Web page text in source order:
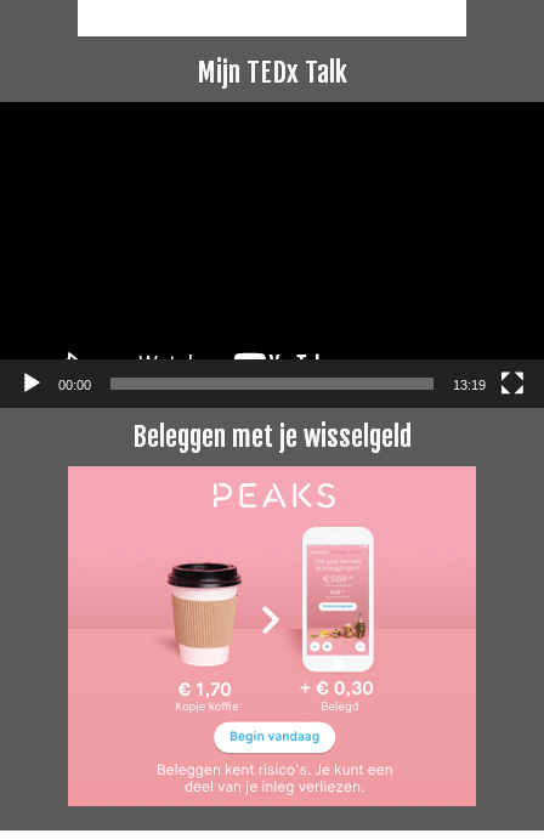
Mijn TEDx Talk
00:00 13:19
Beleggen met je wisselgeld